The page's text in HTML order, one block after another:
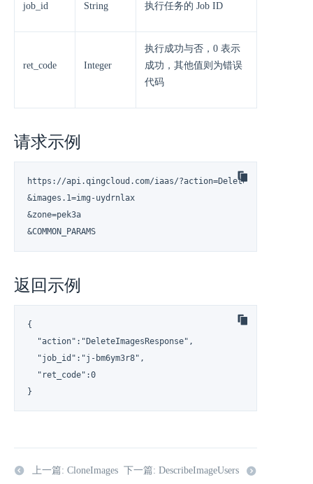
job_id String 执行任务的 Job ID
ret_code Integer
执行成功与否，0 表示
成功，其他值则为错误
代码
请求示例
https://api.qingcloud.com/iaas/?action=DeleteImages
&images.1=img-uydrnlax
&zone=pek3a
&COMMON_PARAMS
返回示例
{
  "action":"DeleteImagesResponse",
  "job_id":"j-bm6ym3r8",
  "ret_code":0
}
上一篇: CloneImages 下一篇: DescribeImageUsers